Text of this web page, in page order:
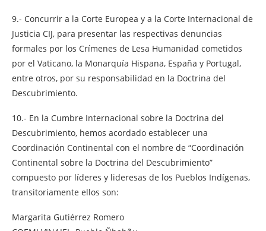
9.- Concurrir a la Corte Europea y a la Corte Internacional de
Justicia CIJ, para presentar las respectivas denuncias
formales por los Crímenes de Lesa Humanidad cometidos
por el Vaticano, la Monarquía Hispana, España y Portugal,
entre otros, por su responsabilidad en la Doctrina del
Descubrimiento.
10.- En la Cumbre Internacional sobre la Doctrina del
Descubrimiento, hemos acordado establecer una
Coordinación Continental con el nombre de “Coordinación
Continental sobre la Doctrina del Descubrimiento”
compuesto por líderes y lideresas de los Pueblos Indígenas,
transitoriamente ellos son:
Margarita Gutiérrez Romero